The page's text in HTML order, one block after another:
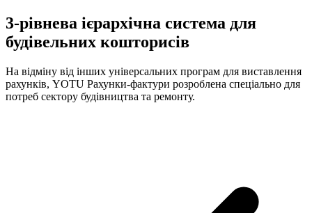
3-рівнева ієрархічна система для
будівельних кошторисів
На відміну від інших універсальних програм для виставлення
рахунків, YOTU Рахунки-фактури розроблена спеціально для
потреб сектору будівництва та ремонту.